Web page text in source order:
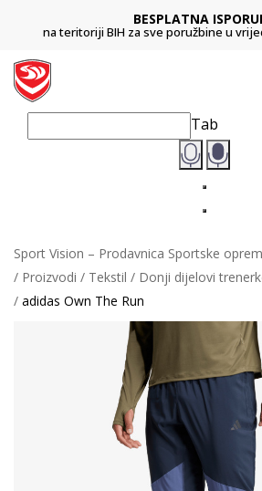
BESPLATNA
na teritoriji BIH za sve poružbine u
Tab
Sport Vision – Prodavnica Sportske
Proizvodi
Tekstil Donji dijelovi
adidas Own The Run